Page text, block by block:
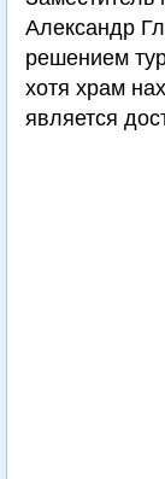
Александр
решением
хотя храм
является